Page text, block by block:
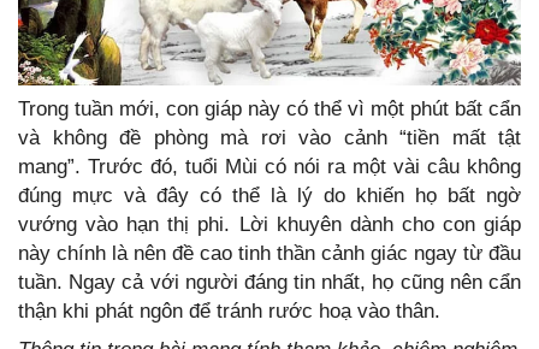
Trong tuần mới, con giáp này có thể vì một phút bất cẩn
và không đề phòng mà rơi vào cảnh “tiền mất tật
mang”. Trước đó, tuổi Mùi có nói ra một vài câu không
đúng mực và đây có thể là lý do khiến họ bất ngờ
vướng vào hạn thị phi. Lời khuyên dành cho con giáp
này chính là nên đề cao tinh thần cảnh giác ngay từ đầu
tuần. Ngay cả với người đáng tin nhất, họ cũng nên cẩn
thận khi phát ngôn để tránh rước hoạ vào thân.